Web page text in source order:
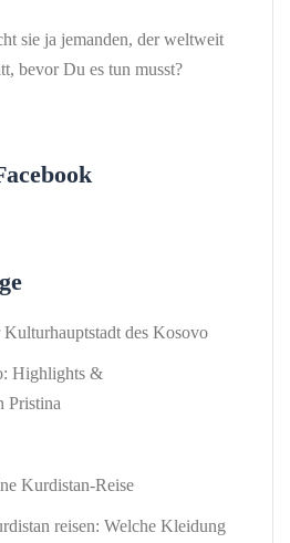
sie ja jemanden, der weltweit
bevor Du es tun musst?
des Kosovo
Highlights &
Pristina
Kurdistan-Reise
reisen: Welche Kleidung